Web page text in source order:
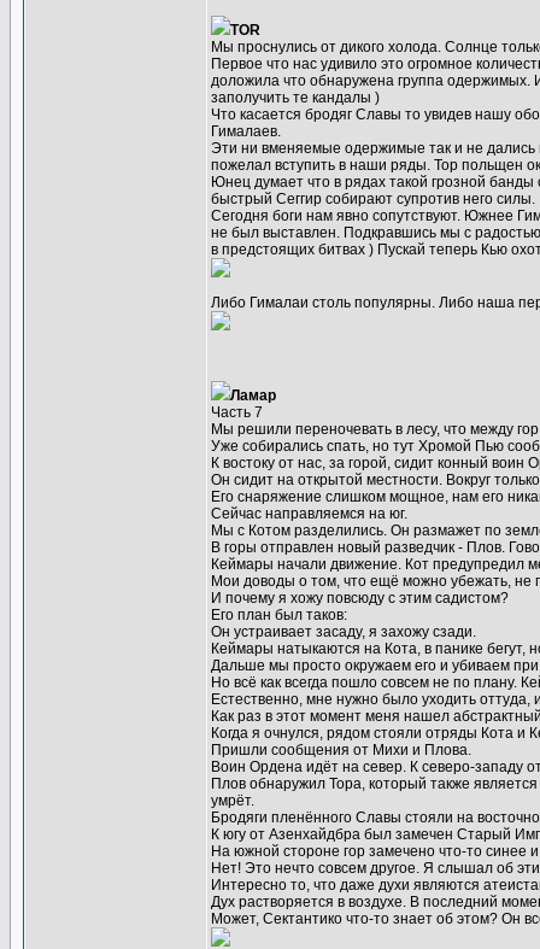
TOR
Мы проснулись от дикого холода. Солнце
Первое что нас удивило это огромное
доложила что обнаружена группа одержимых.
заполучить те кандалы )
Что касается бродяг Славы то увидев нашу
Гималаев.
Эти ни вменяемые одержимые так и не дались
пожелал вступить в наши ряды. Тор польщен
Юнец думает что в рядах такой грозной
быстрый Сеггир собирают супротив него силы.
Сегодня боги нам явно сопутствуют. Южнее
не был выставлен. Подкравшись мы с
в предстоящих битвах ) Пускай теперь Кью
Либо Гималаи столь популярны. Либо наша
Ламар
Часть 7
Мы решили переночевать в лесу, что между
Уже собирались спать, но тут Хромой Пью
К востоку от нас, за горой, сидит конный
Он сидит на открытой местности. Вокруг
Его снаряжение слишком мощное, нам его
Сейчас направляемся на юг.
Мы с Котом разделились. Он размажет по
В горы отправлен новый разведчик - Плов.
Кеймары начали движение. Кот предупредил
Мои доводы о том, что ещё можно убежать, не
И почему я хожу повсюду с этим садистом?
Его план был таков:
Он устраивает засаду, я захожу сзади.
Кеймары натыкаются на Кота, в панике бегут,
Дальше мы просто окружаем его и убиваем
Но всё как всегда пошло совсем не по плану.
Естественно, мне нужно было уходить оттуда,
Как раз в этот момент меня нашел
Когда я очнулся, рядом стояли отряды Кота
Пришли сообщения от Михи и Плова.
Воин Ордена идёт на север. К северо-западу
Плов обнаружил Тора, который также
умрёт.
Бродяги пленённого Славы стояли на
К югу от Азенхайдбра был замечен Старый
На южной стороне гор замечено что-то синее
Нет! Это нечто совсем другое. Я слышал об
Интересно то, что даже духи являются
Дух растворяется в воздухе. В последний
Может, Сектантико что-то знает об этом? Он